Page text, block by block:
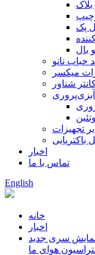
بلاک
پک
بال
حباب نانو
میکسر
تجهیزات
باکتریایی
اخبار
تماس با ما
English
خانه
اخبار
سری جدید
هوای ما